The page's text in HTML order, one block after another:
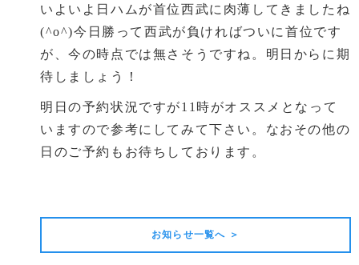
いよいよ日ハムが首位西武に肉薄してきましたね
(^o^)今日勝って西武が負ければついに首位です
が、今の時点では無さそうですね。明日からに期
待しましょう！
明日の予約状況ですが11時がオススメとなって
いますので参考にしてみて下さい。なおその他の
日のご予約もお待ちしております。
お知らせ一覧へ ＞